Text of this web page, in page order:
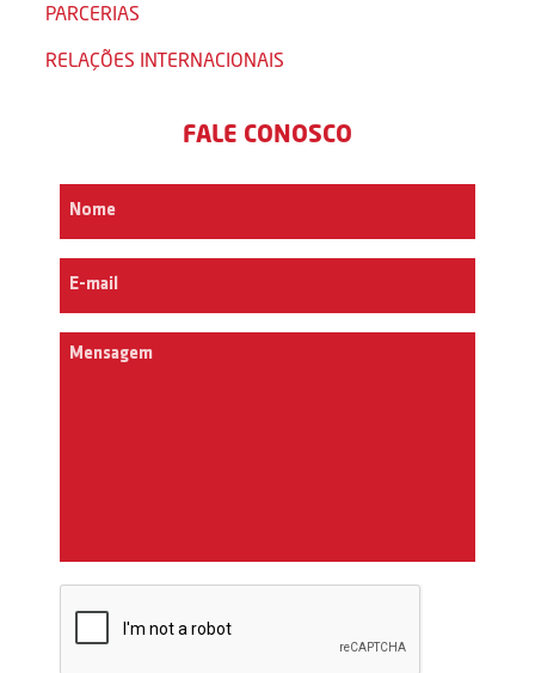
PARCERIAS
RELAÇÕES INTERNACIONAIS
FALE CONOSCO